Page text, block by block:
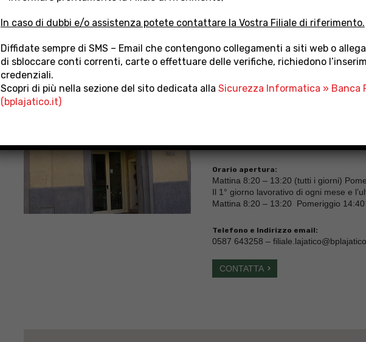
FILIALE LAJATICO
Indirizzo:
Elisa Agostini
Orario apertura:
Mattina 8:20 – 13:20 (tutti i giorni)
Il 1° giorno lavorativo di ogni mese e
Mattina 8:20 – 13:20 Pomeriggio
Telefono e Indirizzo email:
0587 643258 –
CONTATTA
In caso di dubbi e/o assistenza potete contattare la Vostra Filiale di riferimento.
Diffidate sempre di SMS – Email che contengono collegamenti a siti web o
di sbloccare conti correnti, carte o effettuare delle verifiche, richiedono
credenziali.
Scopri di più nella sezione del sito dedicata alla Sicurezza Informatica » Banca
(bplajatico.it)